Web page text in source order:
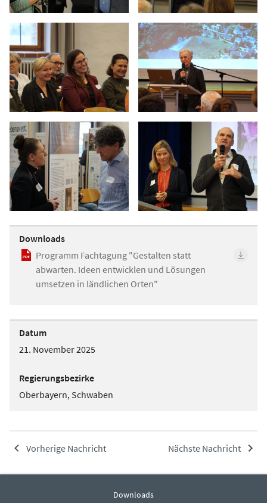
Downloads
Programm Fachtagung "Gestalten statt
abwarten. Ideen entwicklen und Lösungen
umsetzen in ländlichen Orten"
Datum
21. November 2025
Regierungsbezirke
Oberbayern, Schwaben
Vorherige Nachricht Nächste Nachricht
Downloads